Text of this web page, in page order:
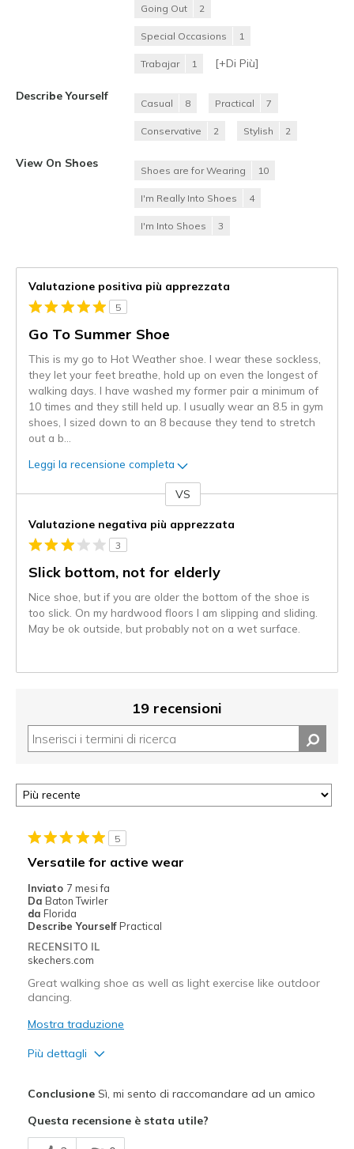
Going Out 2
Special Occasions 1
Trabajar 1 [+Di Più]
Describe Yourself
Casual 8 Practical 7
Conservative 2 Stylish 2
View On Shoes
Shoes are for Wearing 10
I'm Really Into Shoes 4
I'm Into Shoes 3
Valutazione positiva più apprezzata
5
Go To Summer Shoe
This is my go to Hot Weather shoe. I wear these sockless,
they let your feet breathe, hold up on even the longest of
walking days. I have washed my former pair a minimum of
10 times and they still held up. I usually wear an 8.5 in gym
shoes, I sized down to an 8 because they tend to stretch
out a b
Leggi la recensione completa
VS
Valutazione negativa più apprezzata
3
Slick bottom, not for elderly
Nice shoe, but if you are older the bottom of the shoe is
too slick. On my hardwood floors I am slipping and sliding.
May be ok outside, but probably not on a wet surface.
19 recensioni
5
Versatile for active wear
Inviato 7 mesi fa
Da Baton Twirler
da Florida
Describe Yourself Practical
RECENSITO IL
skechers.com
Great walking shoe as well as light exercise like outdoor
dancing.
Mostra traduzione
Più dettagli
Comfortable
ConclusioneSì, mi sento di raccomandare ad un amico
Questa recensione è stata utile?